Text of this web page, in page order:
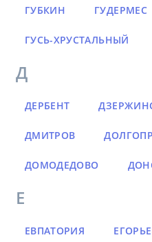
ГУБКИН ГУДЕРМЕС
ГУСЬ-ХРУСТАЛЬНЫЙ
Д
ДЕРБЕНТ
ДМИТРОВ
ДОМОДЕДОВО
Е
ЕВПАТОРИЯ